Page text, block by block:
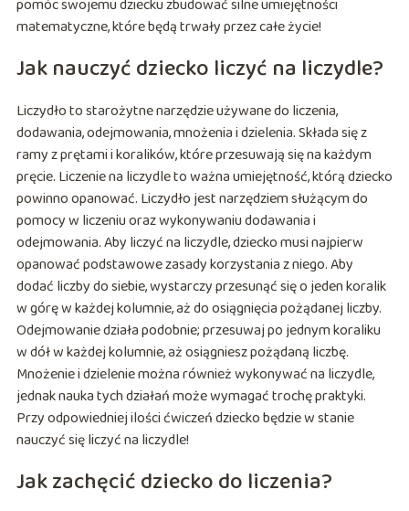
pomóc swojemu dziecku zbudować silne umiejętności
matematyczne, które będą trwały przez całe życie!
Jak nauczyć dziecko liczyć na liczydle?
Liczydło to starożytne narzędzie używane do liczenia,
dodawania, odejmowania, mnożenia i dzielenia. Składa się z
ramy z prętami i koralików, które przesuwają się na każdym
pręcie. Liczenie na liczydle to ważna umiejętność, którą dziecko
powinno opanować. Liczydło jest narzędziem służącym do
pomocy w liczeniu oraz wykonywaniu dodawania i
odejmowania. Aby liczyć na liczydle, dziecko musi najpierw
opanować podstawowe zasady korzystania z niego. Aby
dodać liczby do siebie, wystarczy przesunąć się o jeden koralik
w górę w każdej kolumnie, aż do osiągnięcia pożądanej liczby.
Odejmowanie działa podobnie; przesuwaj po jednym koraliku
w dół w każdej kolumnie, aż osiągniesz pożądaną liczbę.
Mnożenie i dzielenie można również wykonywać na liczydle,
jednak nauka tych działań może wymagać trochę praktyki.
Przy odpowiedniej ilości ćwiczeń dziecko będzie w stanie
nauczyć się liczyć na liczydle!
Jak zachęcić dziecko do liczenia?